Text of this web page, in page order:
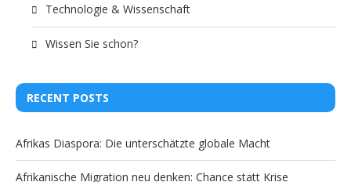
Technologie & Wissenschaft
Wissen Sie schon?
RECENT POSTS
Afrikas Diaspora: Die unterschätzte globale Macht
Afrikanische Migration neu denken: Chance statt Krise